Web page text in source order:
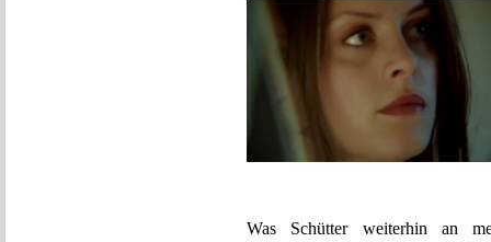
Was Schütter weiterhin an